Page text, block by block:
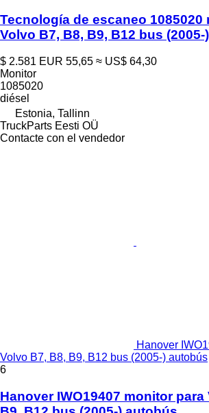
Tecnología de escaneo 1085020
Volvo B7, B8, B9, B12 bus
$ 2.581 EUR 55,65 ≈ US$ 64,30
Monitor
1085020
diésel
Estonia, Tallinn
TruckParts Eesti OÜ
Contacte con el vendedor
Hanover
Volvo B7, B8, B9, B12 bus (2005-) autobús
6
Hanover IWO19407 monitor para